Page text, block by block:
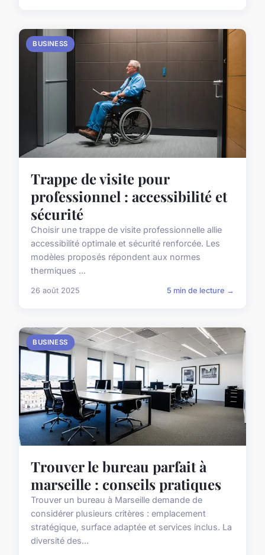
BUSINESS
Trappe de visite pour
professionnel : accessibilité et
sécurité
Choisir une trappe de visite professionnelle allie
accessibilité optimale et sécurité renforcée. Les
modèles proposés répondent aux normes
thermiques ...
26 août 2025 5 min de lecture →
BUSINESS
Trouver le bureau parfait à
marseille : conseils pratiques
Trouver un bureau à Marseille demande de
considérer plusieurs critères : emplacement
stratégique, surface adaptée et services inclus. La
diversité des...